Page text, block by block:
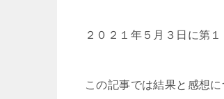
２０２１年５月３日に第
この記事では結果と感想に